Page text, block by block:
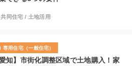
共同住宅 / 土地活用
専用住宅（一般住宅）
愛知】市街化調整区域で土地購入！家